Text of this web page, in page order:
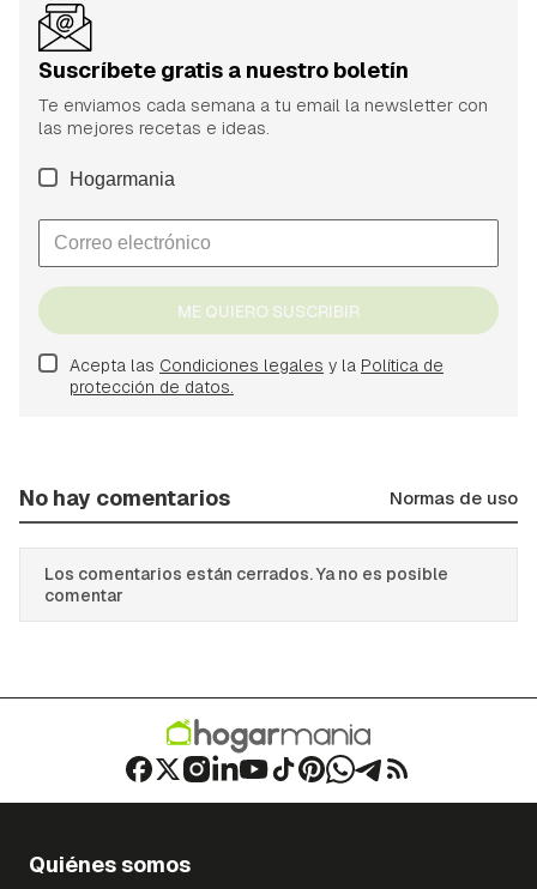
Suscríbete gratis a nuestro boletín
Te enviamos cada semana a tu email la newsletter con
las mejores recetas e ideas.
Hogarmania
ME QUIERO SUSCRIBIR
Acepta las Condiciones legales y la Política de
protección de datos.
No hay comentarios Normas de uso
Los comentarios están cerrados. Ya no es posible
comentar
Quiénes somos